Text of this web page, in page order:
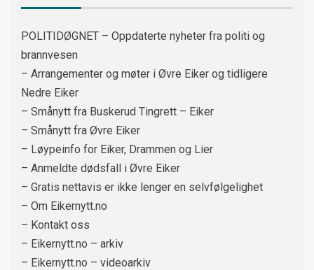
POLITIDØGNET – Oppdaterte nyheter fra politi og
brannvesen
– Arrangementer og møter i Øvre Eiker og tidligere
Nedre Eiker
– Smånytt fra Buskerud Tingrett – Eiker
– Smånytt fra Øvre Eiker
– Løypeinfo for Eiker, Drammen og Lier
– Anmeldte dødsfall i Øvre Eiker
– Gratis nettavis er ikke lenger en selvfølgelighet
– Om Eikernytt.no
– Kontakt oss
– Eikernytt.no – arkiv
– Eikernytt.no – videoarkiv